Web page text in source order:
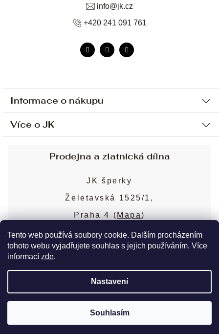
Tento web používá soubory cookie. Dalším procházením
tohoto webu vyjadřujete souhlas s jejich používáním. Více
informací zde.
Nastavení
Souhlasím
Informace o nákupu
Ochrana osobních údajů
Sjednání osobní schůzky
Obchodní podmínky
Puncovní značky
Více o JK
Blog
Nejčastější dotazy
info@jk.cz
+420 241 091 761
Prodejna a zlatnická dílna
JK šperky
Želetavská 1525/1,
Praha 4 ( Mapa)
Více o prodejně
Copyright 2026JK šperky. Všechna práva
Upravit nastavení cookies
Vytvořil Shoptet Premium